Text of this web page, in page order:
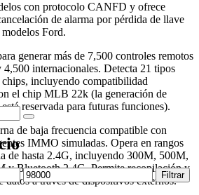
con protocolo CANFD y ofrece
de alarma por pérdida de llave
Ford.
generar más de 7,500 controles remotos
4,500 internacionales. Detecta 21 tipos
chips, incluyendo compatibilidad
el chip MLB 22k (la generación de
reservada para futuras funciones).
de baja frecuencia compatible con
IMMO simuladas. Opera en rangos
de hasta 2.4G, incluyendo 300M, 500M,
y Bluetooth 2.4G. Permite recopilación y
datos a través de dispositivos externos.
Precio
máximo
Filtrar